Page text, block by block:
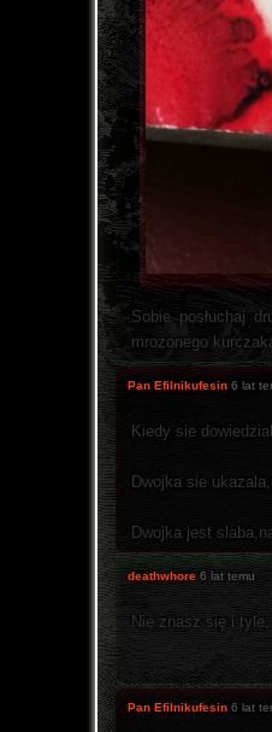
Sobie posłuchaj
mrozonego
Pan Efilnikufesin 6 lat
Kiedy sie
Dwojka sie
Dwojka jest
deathwhore 6 lat temu
Nie znasz się i
Pan Efilnikufesin 6 lat